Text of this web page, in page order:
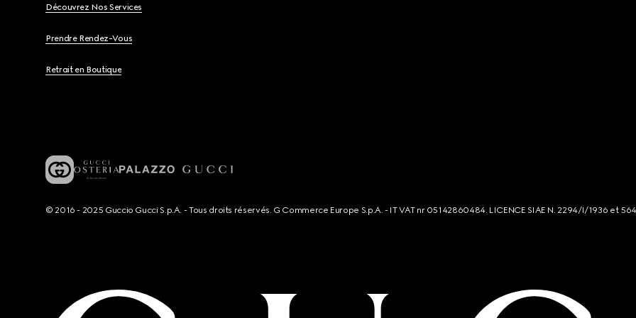
Découvrez Nos Services
Prendre Rendez-Vous
Retrait en Boutique
© 2016 - 2025 Guccio Gucci S.p.A. - Tous droits réservés. G Commerce Europe S.p.A. - IT VAT nr 05142860484. LICENCE SIAE N. 2294/I/1936 et